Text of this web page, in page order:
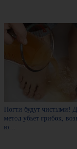
Ногти будут чистыми!
метод убьет грибок,
ю…